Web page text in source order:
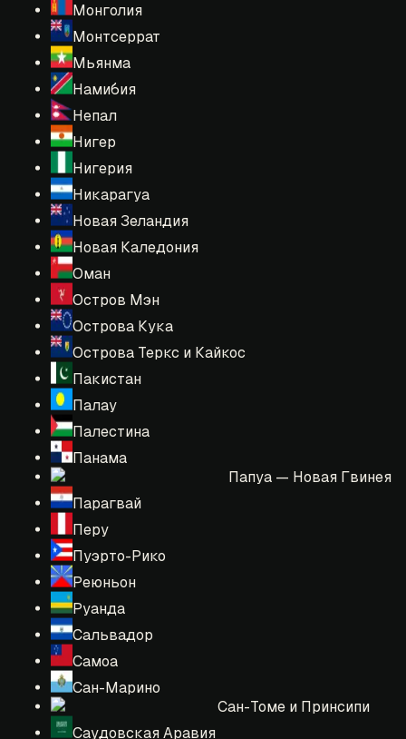
Монголия
Монтсеррат
Мьянма
Намибия
Непал
Нигер
Нигерия
Никарагуа
Новая Зеландия
Новая Каледония
Оман
Остров Мэн
Острова Кука
Острова Теркс и Кайкос
Пакистан
Палау
Палестина
Панама
Папуа — Новая Гвинея
Парагвай
Перу
Пуэрто-Рико
Реюньон
Руанда
Сальвадор
Самоа
Сан-Марино
Сан-Томе и Принсипи
Саудовская Аравия